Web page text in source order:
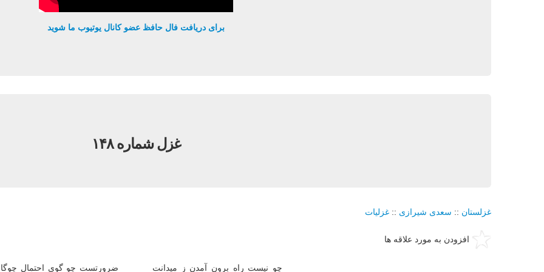
برای دریافت فال حافظ عضو کانال یوتیوب ما شوید
غزل شماره ۱۴۸
غزلستان :: سعدی شیرازی :: غزلیات
افزودن به مورد علاقه ها
چو نیست راه برون آمدن ز میدانت ضرورتست چو گوی احتمال